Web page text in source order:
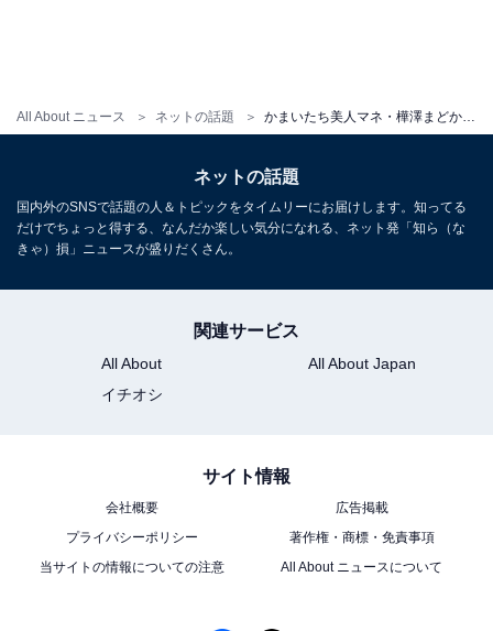
All About ニュース ネットの話題 かまいたち美人マネ・樺澤まどか、ノースリーブワンピ姿で投げキッスする動画公開！ 「彼氏とのデートかと」
ネットの話題
国内外のSNSで話題の人＆トピックをタイムリーにお届けします。知ってる
だけでちょっと得する、なんだか楽しい気分になれる、ネット発「知ら（な
きゃ）損」ニュースが盛りだくさん。
関連サービス
All About
All About Japan
イチオシ
サイト情報
会社概要
広告掲載
プライバシーポリシー
著作権・商標・免責事項
当サイトの情報についての注意
All About ニュースについて